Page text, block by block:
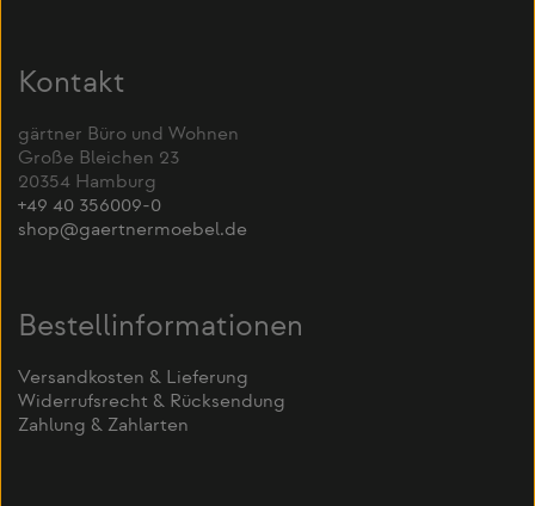
Kontakt
gärtner Büro und Wohnen
Große Bleichen 23
20354 Hamburg
+49 40 356009-0
shop@gaertnermoebel.de
Bestellinformationen
Versandkosten & Lieferung
Widerrufsrecht & Rücksendung
Zahlung & Zahlarten